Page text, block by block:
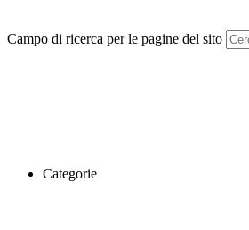
Campo di ricerca per le pagine del sito
Categorie